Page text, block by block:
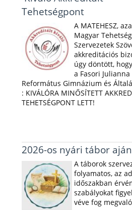
Tehetségpont
A MATEHESZ,
Magyar
Szervezetek
akkreditációs
úgy döntött,
a Fasori Julianna
Református Gimnázium és
: KIVÁLÓRA MINŐSÍTETT
TEHETSÉGPONT LETT!
2026-os nyári tábor
A táborok
folyamatos, az
időszakban
szabályokat
véve fog